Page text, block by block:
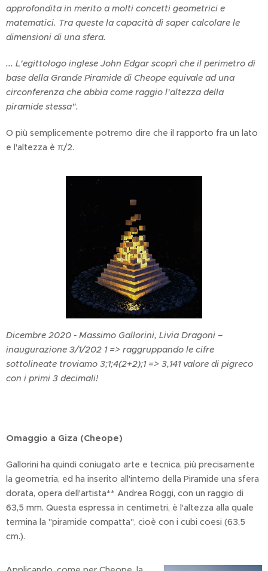
approfondita in merito a molti concetti geometrici e
matematici. Tra queste la capacità di saper calcolare le
dimensioni di una sfera.
... L'egittologo inglese John Edgar scoprì che il perimetro di
base della Grande Piramide di Cheope equivale ad una
circonferenza che abbia come raggio l'altezza della
piramide stessa".
O più semplicemente potremo dire che il rapporto fra un lato
e l'altezza è π/2.
Dicembre 2020 - Massimo Gallorini, Livia Dragoni –
inaugurazione 3/1/202 1 => raggruppando le cifre
sottolineate troviamo 3;1;4(2+2);1 => 3,141 valore di pigreco
con i primi 3 decimali!
Omaggio a Giza (Cheope)
Gallorini ha quindi coniugato arte e tecnica, più precisamente
la geometria, ed ha inserito all'interno della Piramide una sfera
dorata, opera dell'artista** Andrea Roggi, con un raggio di
63,5 mm. Questa espressa in centimetri, è l'altezza alla quale
termina la "piramide compatta", cioè con i cubi coesi (63,5
cm.).